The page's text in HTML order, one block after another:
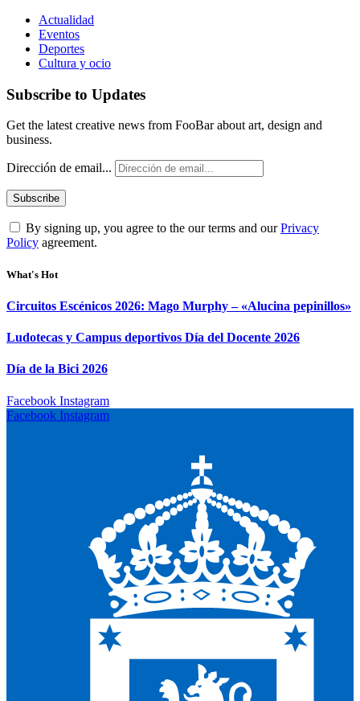
Actualidad
Eventos
Deportes
Cultura y ocio
Subscribe to Updates
Get the latest creative news from FooBar about art, design and
business.
Dirección de email...
By signing up, you agree to the our terms and ourPrivacy
Policy agreement.
What's Hot
Circuitos Escénicos 2026: Mago Murphy – «Alucina pepinillos»
Ludotecas y Campus deportivos Día del Docente 2026
Día de la Bici 2026
Facebook Instagram
Facebook Instagram